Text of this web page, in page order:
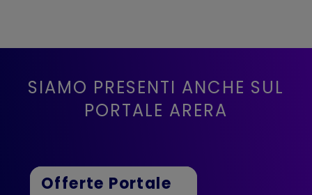
SIAMO PRESENTI ANCHE SUL
PORTALE ARERA
Offerte Portale